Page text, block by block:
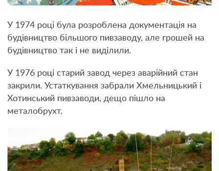
У 1974 році була розроблена документація на
будівництво більшого пивзаводу, але грошей на
будівництво так і не виділили.
У 1976 році старий завод через аварійний стан
закрили. Устаткування забрали Хмельницький і
Хотинський пивзаводи, дещо пішло на
металобрухт.